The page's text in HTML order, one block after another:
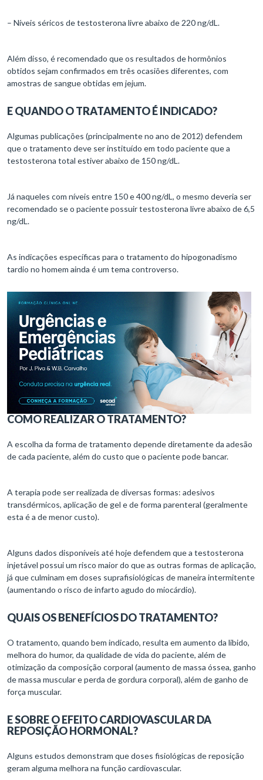
– Níveis séricos de testosterona livre abaixo de 220 ng/dL.
Além disso, é recomendado que os resultados de hormônios
obtidos sejam confirmados em três ocasiões diferentes, com
amostras de sangue obtidas em jejum.
E QUANDO O TRATAMENTO É INDICADO?
Algumas publicações (principalmente no ano de 2012) defendem
que o tratamento deve ser instituído em todo paciente que a
testosterona total estiver abaixo de 150 ng/dL.
Já naqueles com níveis entre 150 e 400 ng/dL, o mesmo deveria ser
recomendado se o paciente possuir testosterona livre abaixo de 6,5
ng/dL.
As indicações específicas para o tratamento do hipogonadismo
tardio no homem ainda é um tema controverso.
COMO REALIZAR O TRATAMENTO?
A escolha da forma de tratamento depende diretamente da adesão
de cada paciente, além do custo que o paciente pode bancar.
A terapia pode ser realizada de diversas formas: adesivos
transdérmicos, aplicação de gel e de forma parenteral (geralmente
esta é a de menor custo).
Alguns dados disponíveis até hoje defendem que a testosterona
injetável possui um risco maior do que as outras formas de aplicação,
já que culminam em doses suprafisiológicas de maneira intermitente
(aumentando o risco de infarto agudo do miocárdio).
QUAIS OS BENEFÍCIOS DO TRATAMENTO?
O tratamento, quando bem indicado, resulta em aumento da libido,
melhora do humor, da qualidade de vida do paciente, além de
otimização da composição corporal (aumento de massa óssea, ganho
de massa muscular e perda de gordura corporal), além de ganho de
força muscular.
E SOBRE O EFEITO CARDIOVASCULAR DA
REPOSIÇÃO HORMONAL?
Alguns estudos demonstram que doses fisiológicas de reposição
geram alguma melhora na função cardiovascular.